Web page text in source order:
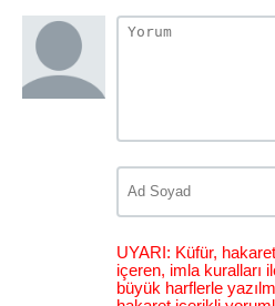
UYARI: Küfür,
içeren, imla kuralları
büyük harflerle